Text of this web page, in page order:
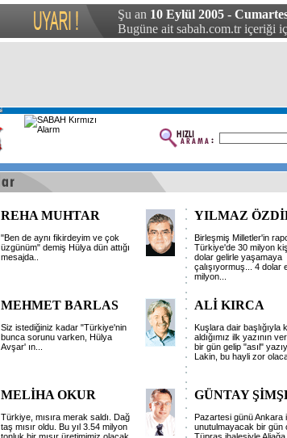
Şu an 10 Eylül 2005 -
Bugüne ait sabah.com.tr içeriği
REHA MUHTAR
"Ben de aynı fikirdeyim ve çok
üzgünüm" demiş Hülya dün attığı
mesajda..
YILMAZ
Birleşmiş Milletler'in
Türkiye'de 30 milyon
dolar gelirle yaşamaya
çalışıyormuş... 4 dolar
milyon...
MEHMET BARLAS
Siz istediğiniz kadar "Türkiye'nin
bunca sorunu varken, Hülya
Avşar' ın...
ALİ KIRCA
Kuşlara dair başlığıyla
aldığımız ilk yazının
bir gün gelip "asıl"
Lakin, bu hayli zor
MELİHA OKUR
Türkiye, mısıra merak saldı. Dağ
taş mısır oldu. Bu yıl 3.54 milyon
GÜNTAY
Pazartesi günü Ankara
unutulmayacak bir gün